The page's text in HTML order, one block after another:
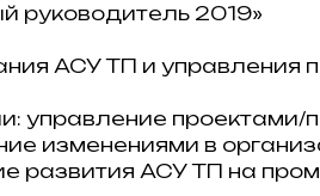
руководитель 2019»
АСУ ТП и управления
управление проектами/
изменениями в
развития АСУ ТП на